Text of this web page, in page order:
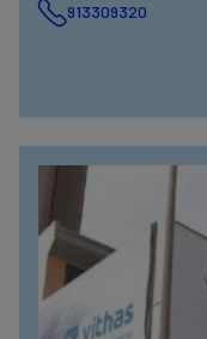
913309320